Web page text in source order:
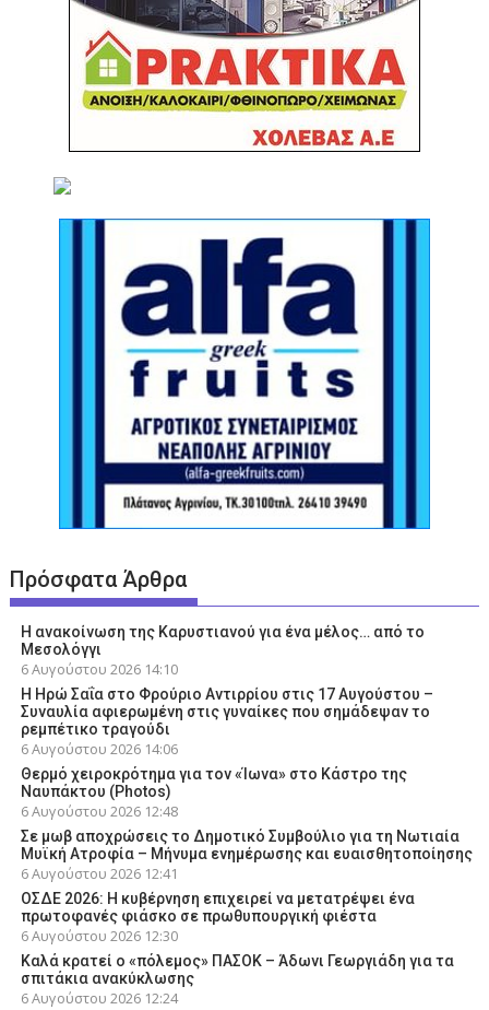
Πρόσφατα Άρθρα
Η ανακοίνωση της Καρυστιανού για ένα μέλος… από το
Μεσολόγγι
6 Αυγούστου 2026 14:10
Η Ηρώ Σαΐα στο Φρούριο Αντιρρίου στις 17 Αυγούστου –
Συναυλία αφιερωμένη στις γυναίκες που σημάδεψαν το
ρεμπέτικο τραγούδι
6 Αυγούστου 2026 14:06
Θερμό χειροκρότημα για τον «Ίωνα» στο Κάστρο της
Ναυπάκτου (Photos)
6 Αυγούστου 2026 12:48
Σε μωβ αποχρώσεις το Δημοτικό Συμβούλιο για τη Νωτιαία
Μυϊκή Ατροφία – Μήνυμα ενημέρωσης και ευαισθητοποίησης
6 Αυγούστου 2026 12:41
ΟΣΔΕ 2026: Η κυβέρνηση επιχειρεί να μετατρέψει ένα
πρωτοφανές φιάσκο σε πρωθυπουργική φιέστα
6 Αυγούστου 2026 12:30
Καλά κρατεί ο «πόλεμος» ΠΑΣΟΚ – Άδωνι Γεωργιάδη για τα
σπιτάκια ανακύκλωσης
6 Αυγούστου 2026 12:24